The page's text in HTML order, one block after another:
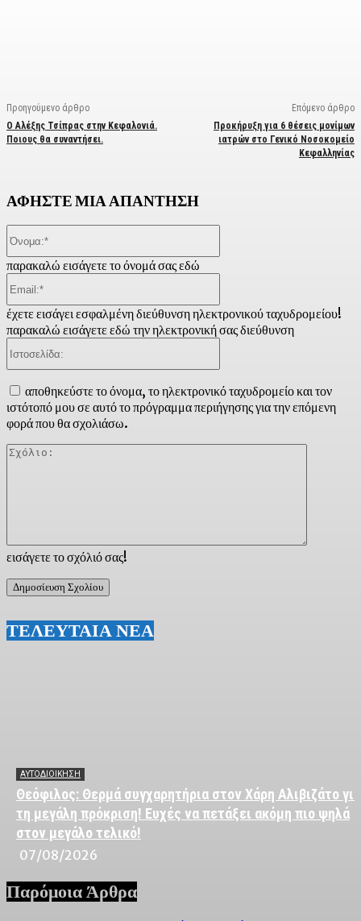
Προηγούμενο άρθρο
Ο Αλέξης Τσίπρας στην Κεφαλονιά.
Ποιους θα συναντήσει.
Επόμενο άρθρο
Προκήρυξη για 6 θέσεις μονίμων
ιατρών στο Γενικό Νοσοκομείο
Κεφαλληνίας
ΑΦΗΣΤΕ ΜΙΑ ΑΠΑΝΤΗΣΗ
εισάγετε το σχόλιό σας!
παρακαλώ εισάγετε το όνομά σας εδώ
έχετε εισάγει εσφαλμένη διεύθυνση ηλεκτρονικού ταχυδρομείου!
παρακαλώ εισάγετε εδώ την ηλεκτρονική σας διεύθυνση
αποθηκεύστε το όνομα, το ηλεκτρονικό ταχυδρομείο και τον
ιστότοπό μου σε αυτό το πρόγραμμα περιήγησης για την επόμενη
φορά που θα σχολιάσω.
ΤΕΛΕΥΤΑΙΑ ΝΕΑ
ΑΥΤΟΔΙΟΙΚΗΣΗ
Θεόφιλος: Θερμά συγχαρητήρια στον Χάρη Αλιβιζάτο για
τη μεγάλη πρόκριση! Ευχές να πετάξει ακόμη πιο ψηλά
στον μεγάλο τελικό!
07/08/2026
Παρόμοια Άρθρα